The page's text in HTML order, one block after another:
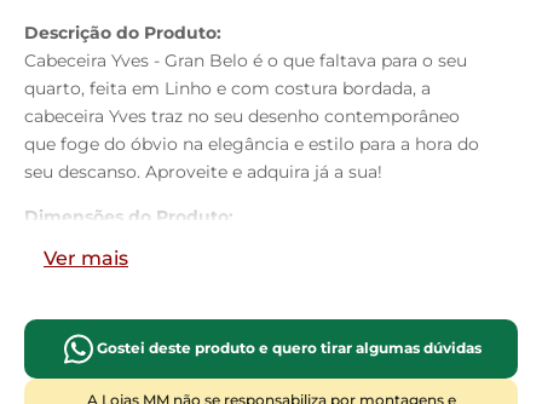
Descrição do Produto:
Cabeceira Yves - Gran Belo é o que faltava para o seu
quarto, feita em Linho e com costura bordada, a
cabeceira Yves traz no seu desenho contemporâneo
que foge do óbvio na elegância e estilo para a hora do
seu descanso. Aproveite e adquira já a sua!
Dimensões do Produto:
Largura:140cm
Características do Produto:
Material da Estrutura:
Ver mais
Gostei deste produto e quero tirar algumas dúvidas
A Lojas MM não se responsabiliza por montagens e